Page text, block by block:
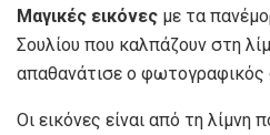
Μαγικές εικόνες με τα
Σουλίου που καλπάζουν στη
απαθανάτισε ο φωτογραφικός
Οι εικόνες είναι από τη λίμνη